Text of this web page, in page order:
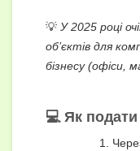
💡 У 2025 році
об’єктів для
бізнесу (офіси,
💻 Як